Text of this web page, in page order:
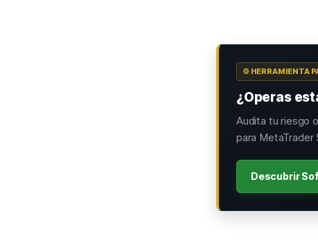
⚙️ HERRAMIENTA
¿Operas
Audita tu riesgo
para MetaTrader
Descubrir